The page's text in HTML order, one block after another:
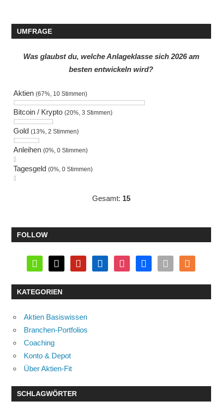
UMFRAGE
Was glaubst du, welche Anlageklasse sich 2026 am
besten entwickeln wird?
Aktien (67%, 10 Stimmen)
Bitcoin / Krypto (20%, 3 Stimmen)
Gold (13%, 2 Stimmen)
Anleihen (0%, 0 Stimmen)
Tagesgeld (0%, 0 Stimmen)
Gesamt: 15
FOLLOW
wikipedia pinterest linkedin instagramfacebookflipboard rss
KATEGORIEN
Aktien Basiswissen
Branchen-Portfolios
Coaching
Konto & Depot
Über Aktien-Fit
SCHLAGWÖRTER